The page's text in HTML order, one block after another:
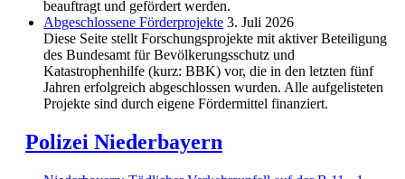
beauftragt und gefördert werden.
Abgeschlos­sene Förderprojekte 3. Juli 2026
Diese Seite stellt Forschungsprojekte mit aktiver Beteiligung
des Bundesamt für Bevölkerungsschutz und
Katastrophenhilfe (kurz: BBK) vor, die in den letzten fünf
Jahren erfolgreich abgeschlossen wurden. Alle aufgelisteten
Projekte sind durch eigene Fördermittel finanziert.
Polizei Niederbayern